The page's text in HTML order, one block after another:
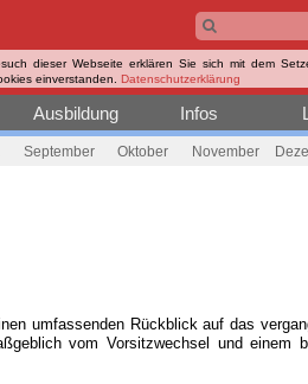
dieser Webseite erklären Sie sich mit dem
einverstanden. Datenschutzerklärung
Ausbildung Infos
September Oktober November
umfassenden Rückblick auf das
vom Vorsitzwechsel und einem